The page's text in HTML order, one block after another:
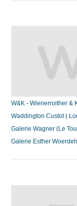
W&K - Wienerroither &
Waddington Custot (
Galerie Wagner (Le
Galerie Esther